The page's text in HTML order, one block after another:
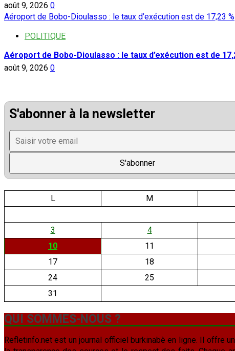
août 9, 2026 0
Aéroport de Bobo-Dioulasso : le taux d’exécution est de 17,23 %
POLITIQUE
Aéroport de Bobo-Dioulasso : le taux d’exécution est de
août 9, 2026 0
S'abonner à la newsletter
L
M
3 4
10
11
17
18
24
25
31
QUI SOMMES-NOUS ?
Refletinfo.net est un journal officiel burkinabè en ligne. Il offre